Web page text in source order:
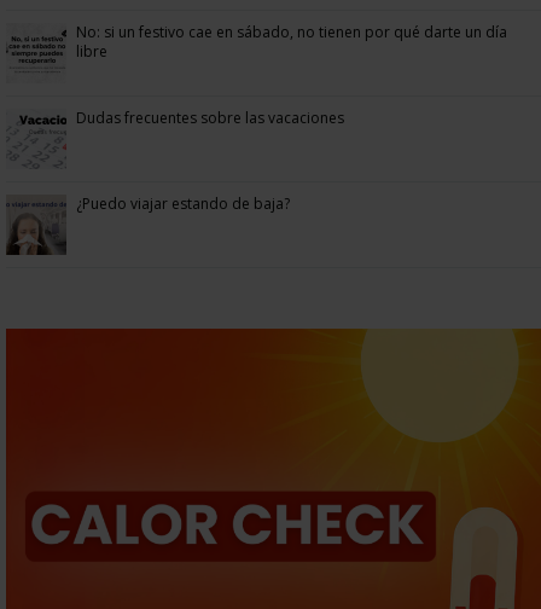
No: si un festivo cae en sábado, no tienen por qué darte un día
libre
Dudas frecuentes sobre las vacaciones
¿Puedo viajar estando de baja?